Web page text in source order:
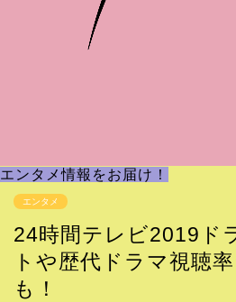
エンタメ情報をお届け！
エンタメ
24時間テレビ2019ド
トや歴代ドラマ視聴
も！